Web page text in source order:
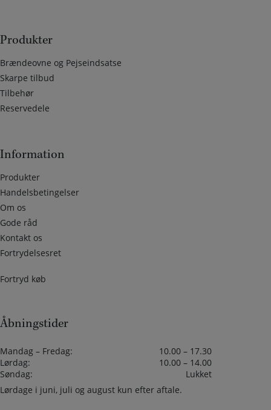
Produkter
Brændeovne og Pejseindsatse
Skarpe tilbud
Tilbehør
Reservedele
Information
Produkter
Handelsbetingelser
Om os
Gode råd
Kontakt os
Fortrydelsesret
Fortryd køb
Åbningstider
Mandag – Fredag:
10.00 – 17.30
Lørdag:
10.00 – 14.00
Søndag:
Lukket
Lørdage i juni, juli og august kun efter aftale.